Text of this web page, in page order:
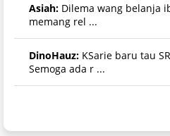
Asiah: Dilema wang belanja
memang rel ...
DinoHauz: KSarie baru tau
Semoga ada r ...